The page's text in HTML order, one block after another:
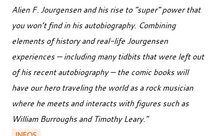
Alien F. Jourgensen and his rise to “super” power that
you won’t find in his autobiography. Combining
elements of history and real-life Jourgensen
experiences — including many tidbits that were left out
of his recent autobiography — the comic books will
have our hero traveling the world as a rock musician
where he meets and interacts with figures such as
William Burroughs and Timothy Leary.”